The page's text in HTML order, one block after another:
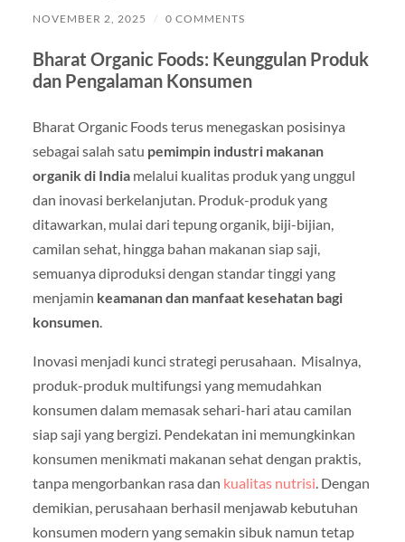
NOVEMBER 2, 2025 / 0 COMMENTS
Bharat Organic Foods: Keunggulan Produk
dan Pengalaman Konsumen
Bharat Organic Foods terus menegaskan posisinya
sebagai salah satu pemimpin industri makanan
organik di Indiamelalui kualitas produk yang unggul
dan inovasi berkelanjutan. Produk-produk yang
ditawarkan, mulai dari tepung organik, biji-bijian,
camilan sehat, hingga bahan makanan siap saji,
semuanya diproduksi dengan standar tinggi yang
menjamin keamanan dan manfaat kesehatan bagi
konsumen.
Inovasi menjadi kunci strategi perusahaan. Misalnya,
produk-produk multifungsi yang memudahkan
konsumen dalam memasak sehari-hari atau camilan
siap saji yang bergizi. Pendekatan ini memungkinkan
konsumen menikmati makanan sehat dengan praktis,
tanpa mengorbankan rasa dan kualitas nutrisi. Dengan
demikian, perusahaan berhasil menjawab kebutuhan
konsumen modern yang semakin sibuk namun tetap